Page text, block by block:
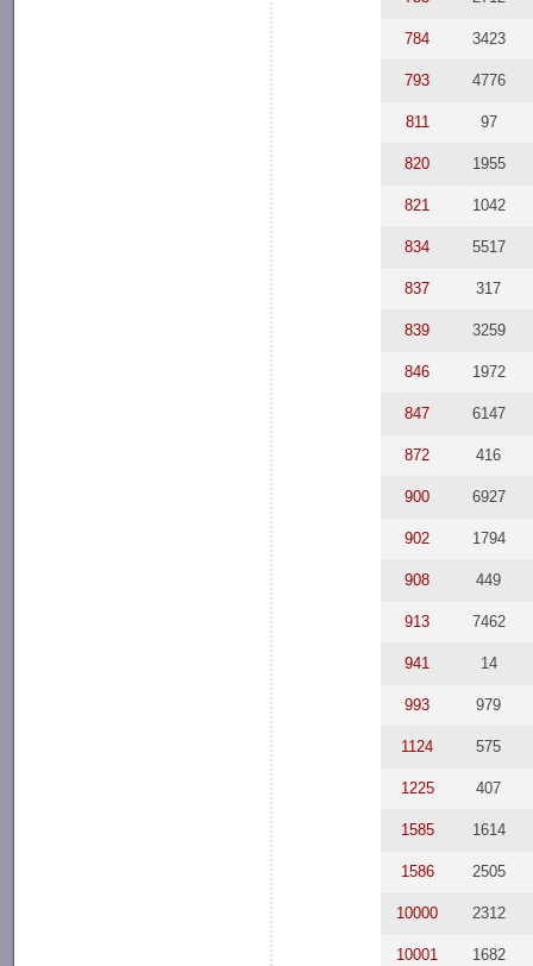
784 3423
793 4776
811 97
820 1955
821 1042
834 5517
837 317
839 3259
846 1972
847 6147
872 416
900 6927
902 1794
908 449
913 7462
941 14
993 979
1124 575
1225 407
1585 1614
1586 2505
10000 2312
10001 1682